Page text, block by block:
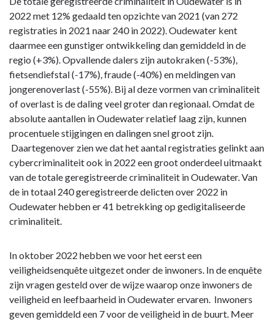
Openbare
orde
veiligheid
Wat
heeft
Oudewater
met
deze
opgave
bereikt?
2022 met 12% gedaald ten opzichte van 2021 (van 272
registraties in 2021 naar 240 in 2022). Oudewater kent
daarmee een gunstiger ontwikkeling dan gemiddeld in de
regio (+3%). Opvallende dalers zijn autokraken (-53%),
fietsendiefstal (-17%), fraude (-40%) en meldingen van
jongerenoverlast (-55%). Bij al deze vormen van criminaliteit
of overlast is de daling veel groter dan regionaal. Omdat de
absolute aantallen in Oudewater relatief laag zijn, kunnen
procentuele stijgingen en dalingen snel groot zijn.
Daartegenover zien we dat het aantal registraties gelinkt aan
cybercriminaliteit ook in 2022 een groot onderdeel uitmaakt
van de totale geregistreerde criminaliteit in Oudewater. Van
de in totaal 240 geregistreerde delicten over 2022 in
Oudewater hebben er 41 betrekking op gedigitaliseerde
criminaliteit.
In oktober 2022 hebben we voor het eerst een
veiligheidsenquête uitgezet onder de inwoners. In de enquête
zijn vragen gesteld over de wijze waarop onze inwoners de
veiligheid en leefbaarheid in Oudewater ervaren. Inwoners
geven gemiddeld een 7 voor de veiligheid in de buurt. Meer